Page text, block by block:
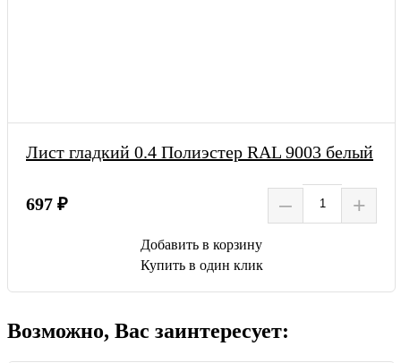
Лист гладкий 0.4 Полиэстер RAL 9003 белый
697 ₽ – +
Добавить в корзину
Купить в один клик
Возможно, Вас заинтересует: